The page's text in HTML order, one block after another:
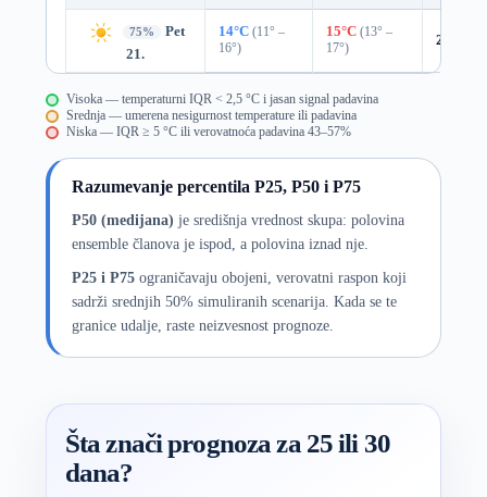
75%
Pet
21.
14°C (11° –
16°)
15°C (13° –
17°)
22%
Visoka — temperaturni IQR < 2,5 °C i jasan signal padavina
Srednja — umerena nesigurnost temperature ili padavina
Niska — IQR ≥ 5 °C ili verovatnoća padavina 43–57%
Razumevanje percentila P25, P50 i P75
P50 (medijana) je središnja vrednost skupa: polovina
ensemble članova je ispod, a polovina iznad nje.
P25 i P75ograničavaju obojeni, verovatni raspon koji
sadrži srednjih 50% simuliranih scenarija. Kada se te
granice udalje, raste neizvesnost prognoze.
Šta znači prognoza za 25 ili 30
dana?